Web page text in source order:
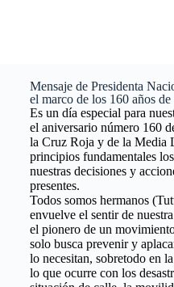
Mensaje de Presidenta
el marco de los 160 años
Es un día especial para
el aniversario número 160
la Cruz Roja y de la Media
principios fundamentales
nuestras decisiones y
presentes.
Todos somos hermanos
envuelve el sentir de
el pionero de un
solo busca prevenir y
lo necesitan, sobretodo en
lo que ocurre con los